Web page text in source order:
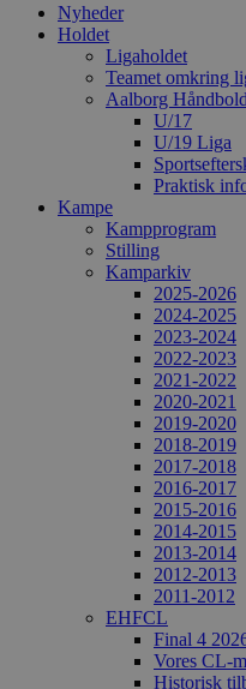
Nyheder
Holdet
Ligaholdet
Teamet omkring
Aalborg
U/17
U/19 Liga
Praktisk
Kampe
Kampprogram
Stilling
Kamparkiv
2025-2026
2024-2025
2023-2024
2022-2023
2021-2022
2020-2021
2019-2020
2018-2019
2017-2018
2016-2017
2015-2016
2014-2015
2013-2014
2012-2013
2011-2012
EHFCL
Final 4
Vores CL-
Historisk